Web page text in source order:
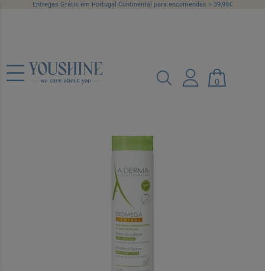
Entregas Grátis em Portugal Continental para encomendas > 39,99€
0
A-Derma Exomega Control Spray
Emoliente 50 ml